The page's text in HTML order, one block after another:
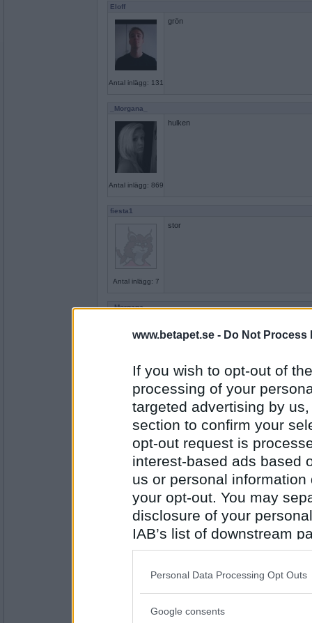
www.betapet.se - Do Not Process
If you wish to opt-out of
processing of your
targeted advertising by
section to confirm your
opt-out request is
interest-based ads based
us or personal
your opt-out. You may
disclosure of your
IAB’s list of downstream
also be disclosed by us
Downstream Participants
Please note that this
Personal Data Processing Opt Outs
Google consents
Eloff
Antal inlägg: 131
grön
_Morgana_
Antal inlägg: 869
hulken
fiesta1
Antal inlägg: 7
stor
_Morgana_
Antal inlägg: 7
grå
_Morgana_
höst
- Ej medlem längre